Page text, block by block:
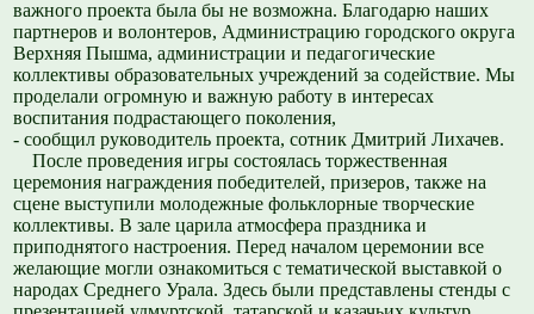
важного проекта была бы не возможна. Благодарю наших
партнеров и волонтеров, Администрацию городского округа
Верхняя Пышма, администрации и педагогические
коллективы образовательных учреждений за содействие. Мы
проделали огромную и важную работу в интересах
воспитания подрастающего поколения,
- сообщил руководитель проекта, сотник Дмитрий Лихачев.
После проведения игры состоялась торжественная
церемония награждения победителей, призеров, также на
сцене выступили молодежные фольклорные творческие
коллективы. В зале царила атмосфера праздника и
приподнятого настроения. Перед началом церемонии все
желающие могли ознакомиться с тематической выставкой о
народах Среднего Урала. Здесь были представлены стенды с